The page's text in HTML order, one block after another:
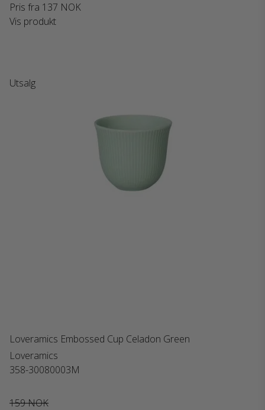
Pris fra 137 NOK
Vis produkt
Utsalg
Loveramics Embossed Cup Celadon Green
Loveramics
358-30080003M
159 NOK